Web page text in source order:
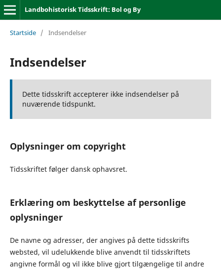
Landbohistorisk Tidsskrift: Bol og By
Startside / Indsendelser
Indsendelser
Dette tidsskrift accepterer ikke indsendelser på
nuværende tidspunkt.
Oplysninger om copyright
Tidsskriftet følger dansk ophavsret.
Erklæring om beskyttelse af personlige
oplysninger
De navne og adresser, der angives på dette tidsskrifts
websted, vil udelukkende blive anvendt til tidsskriftets
angivne formål og vil ikke blive gjort tilgængelige til andre